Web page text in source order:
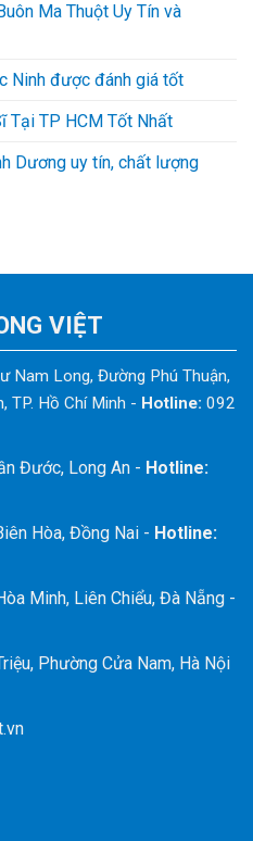
Ma Thuột Uy Tín và
Ninh được đánh giá tốt
Tại TP HCM Tốt Nhất
Dương uy tín, chất lượng
VIỆT
Nam Long, Đường Phú Thuận,
TP. Hồ Chí Minh - Hotline: 092
Đước, Long An - Hotline:
Hòa, Đồng Nai - Hotline:
Minh, Liên Chiểu, Đà Nẵng -
Phường Cửa Nam, Hà Nội